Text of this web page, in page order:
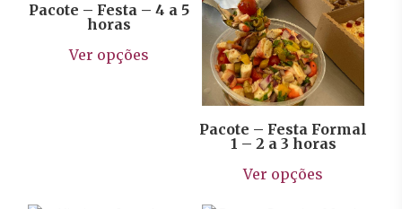
Pacote – Festa – 4 a 5
horas
Ver opções
Este
produto
tem
várias
variantes.
R$651,80
Pacote – Festa Formal
1 – 2 a 3 horas
Ver opções